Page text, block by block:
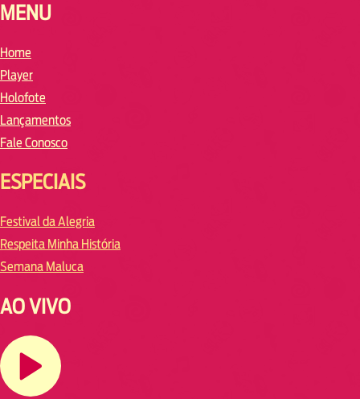
MENU
Home
Player
Holofote
Lançamentos
Fale Conosco
ESPECIAIS
Festival da Alegria
Respeita Minha História
Semana Maluca
AO VIVO